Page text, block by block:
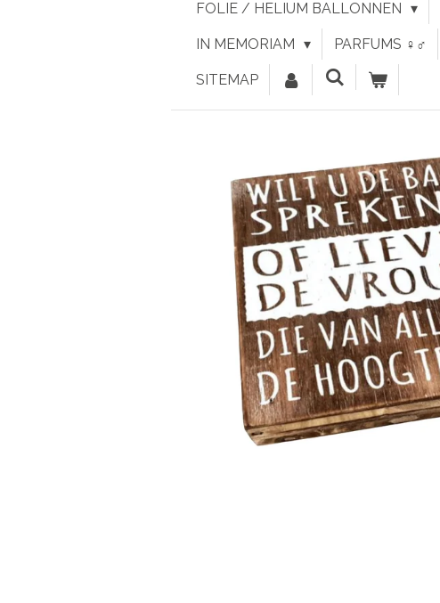
FOLIE / HELIUM BALLONNEN
IN MEMORIAM PARFUMS ♀︎♂︎
SITEMAP